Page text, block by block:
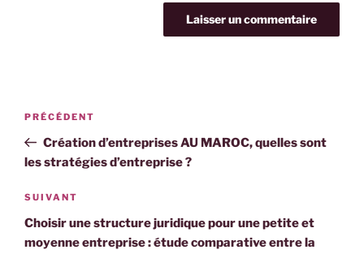
Navigation
l’article
Article
précédent
PRÉCÉDENT
Création d’entreprises AU MAROC, quelles sont
les stratégies d’entreprise ?
Article
suivant
SUIVANT
Choisir une structure juridique pour une petite et
moyenne entreprise : étude comparative entre la